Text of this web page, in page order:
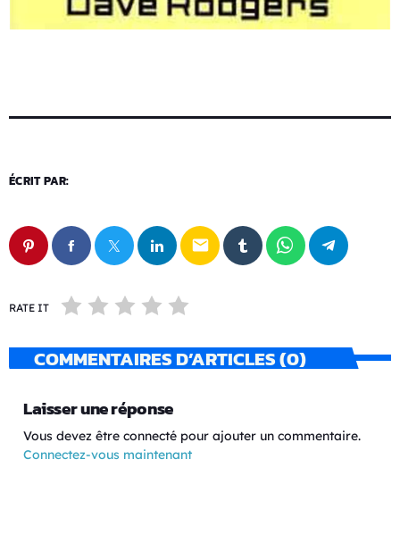
ÉCRIT PAR:
email
RATE IT
COMMENTAIRES D’ARTICLES (0)
Laisser une réponse
Vous devez être connecté pour ajouter un commentaire.
Connectez-vous maintenant